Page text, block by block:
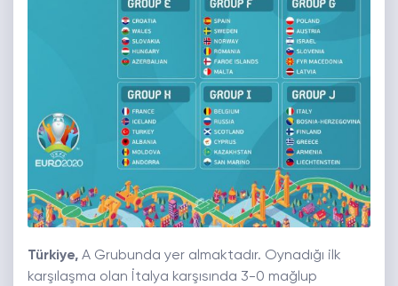
Türkiye, A Grubunda yer almaktadır. Oynadığı ilk
karşılaşma olan İtalya karşısında 3-0 mağlup